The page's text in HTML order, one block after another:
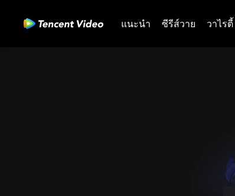
แนะนำ ซีรีส์วาย วาไรตี้